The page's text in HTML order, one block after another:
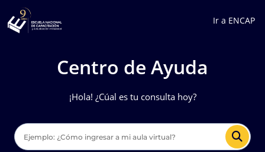
Ir a ENCAP
Centro de Ayuda
¡Hola! ¿Cúal es tu consulta hoy?